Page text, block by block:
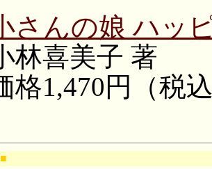
さんの娘 ハッ
喜美子 著
円（税込
■